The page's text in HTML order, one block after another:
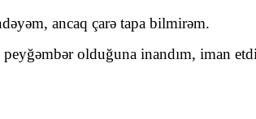
ancaq çarə tapa bilmirəm.
olduğuna inandım, iman